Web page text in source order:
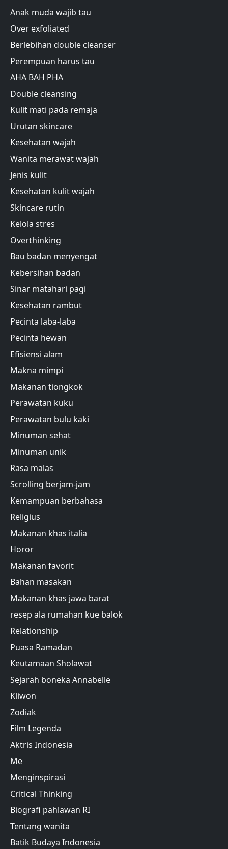
Anak muda wajib tau
Over exfoliated
Berlebihan double cleanser
Perempuan harus tau
AHA BAH PHA
Double cleansing
Kulit mati pada remaja
Urutan skincare
Kesehatan wajah
Wanita merawat wajah
Jenis kulit
Kesehatan kulit wajah
Skincare rutin
Kelola stres
Overthinking
Bau badan menyengat
Kebersihan badan
Sinar matahari pagi
Kesehatan rambut
Pecinta laba-laba
Pecinta hewan
Efisiensi alam
Makna mimpi
Makanan tiongkok
Perawatan kuku
Perawatan bulu kaki
Minuman sehat
Minuman unik
Rasa malas
Scrolling berjam-jam
Kemampuan berbahasa
Religius
Makanan khas italia
Horor
Makanan favorit
Bahan masakan
Makanan khas jawa barat
resep ala rumahan kue balok
Relationship
Puasa Ramadan
Keutamaan Sholawat
Sejarah boneka Annabelle
Kliwon
Zodiak
Film Legenda
Aktris Indonesia
Me
Menginspirasi
Critical Thinking
Biografi pahlawan RI
Tentang wanita
Batik Budaya Indonesia